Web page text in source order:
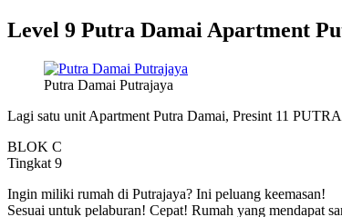
Level 9 Putra Damai Apartment
Putra Damai Putrajaya
Lagi satu unit Apartment Putra Damai, Presint 11
BLOK C
Tingkat 9
Ingin miliki rumah di Putrajaya? Ini peluang keemasan!
Sesuai untuk pelaburan! Cepat! Rumah yang mendapat